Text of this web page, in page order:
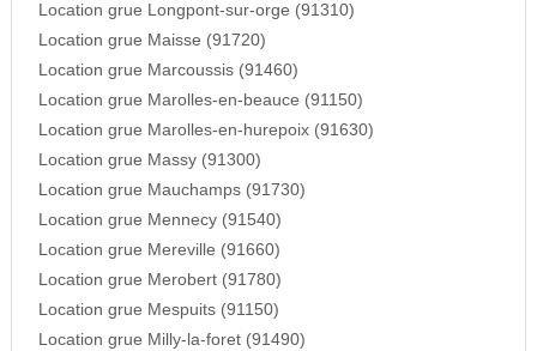
Location grue Longpont-sur-orge (91310)
Location grue Maisse (91720)
Location grue Marcoussis (91460)
Location grue Marolles-en-beauce (91150)
Location grue Marolles-en-hurepoix (91630)
Location grue Massy (91300)
Location grue Mauchamps (91730)
Location grue Mennecy (91540)
Location grue Mereville (91660)
Location grue Merobert (91780)
Location grue Mespuits (91150)
Location grue Milly-la-foret (91490)